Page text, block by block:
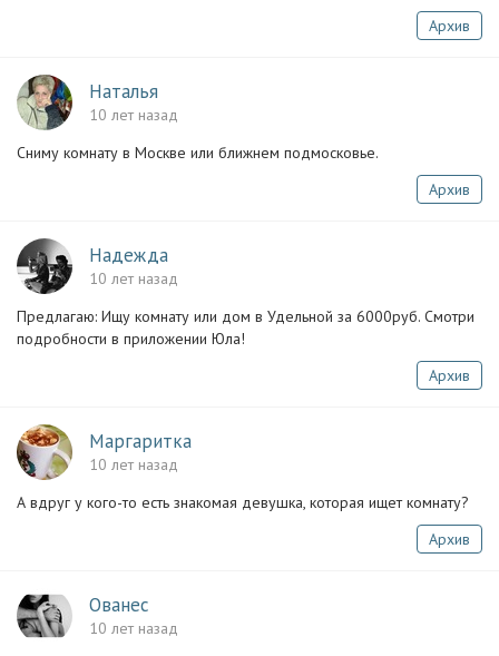
Архив
Наталья
10 лет назад
Сниму комнату в Москве или ближнем подмосковье.
Архив
Надежда
10 лет назад
Предлагаю: Ищу комнату или дом в Удельной за 6000руб. Смотри
подробности в приложении Юла!
Архив
Маргаритка
10 лет назад
А вдруг у кого-то есть знакомая девушка, которая ищет комнату?
Архив
Ованес
10 лет назад